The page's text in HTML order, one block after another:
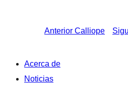
Anterior Calliope
Acerca de
Noticias